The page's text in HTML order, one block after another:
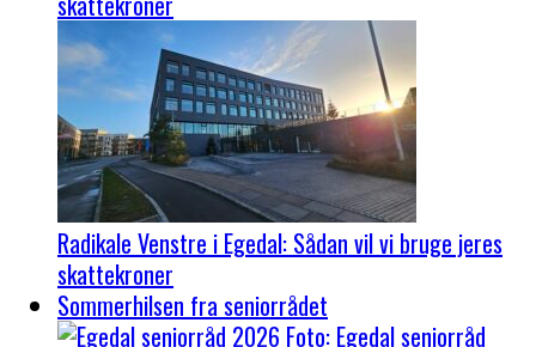
Radikale Venstre i Egedal: Sådan vil vi bruge jeres
skattekroner
Sommerhilsen fra seniorrådet